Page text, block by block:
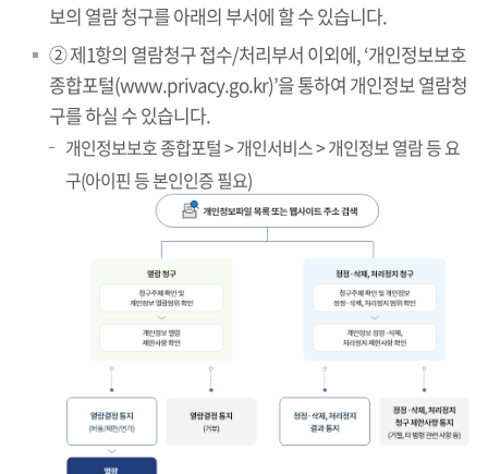
보의 열람 청구를 아래의 부서에 할 수 있습니다.
② 제1항의 열람청구 접수/처리부서 이외에, ‘개인정보보호
종합포털(www.privacy.go.kr)’을 통하여 개인정보 열람청
구를 하실 수 있습니다.
개인정보보호 종합포털 > 개인서비스 > 개인정보 열람 등 요
구(아이핀 등 본인인증 필요)